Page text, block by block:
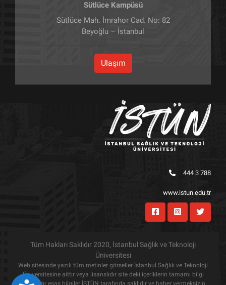
Sütlüce Kampüsü
Sütlüce Mah. İmrahor Cad. No: 82
Beyoğlu – İstanbul
Ulaşım
444 3 788
www.istun.edu.tr
Tüm Hakları Saklıdır 2020, İstanbul Sağlık ve Teknoloji
Üniversitesi
Web sitesinde yazılı tüm metinler görseller İstanbul Sağlık ve Teknoloji
Üniversitesine aittir veya lisanslıdır site deki içeriklerin tamamı bilgi
amaçlıdır esas bilgiler İSTÜN tarafında saklıdır ve haber vermeksizin